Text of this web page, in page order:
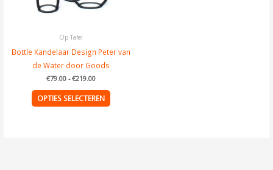
Op Tafel
Bottle Kandelaar Design Peter van
de Water door Goods
€79.00 - €219.00
OPTIES SELECTEREN